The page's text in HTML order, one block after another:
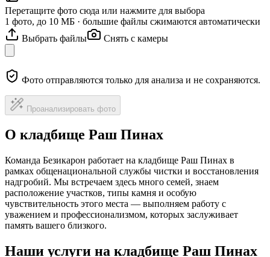
Перетащите фото сюда или нажмите для выбора
1 фото, до 10 МБ · большие файлы сжимаются автоматически
Выбрать файлы
Снять с камеры
Фото отправляются только для анализа и не сохраняются.
Проанализировать фото
О кладбище Раш Пинах
Команда Безикарон работает на кладбище Раш Пинах в
рамках общенациональной службы чистки и восстановления
надгробий. Мы встречаем здесь много семей, знаем
расположение участков, типы камня и особую
чувствительность этого места — выполняем работу с
уважением и профессионализмом, которых заслуживает
память вашего близкого.
Наши услуги на кладбище Раш Пинах